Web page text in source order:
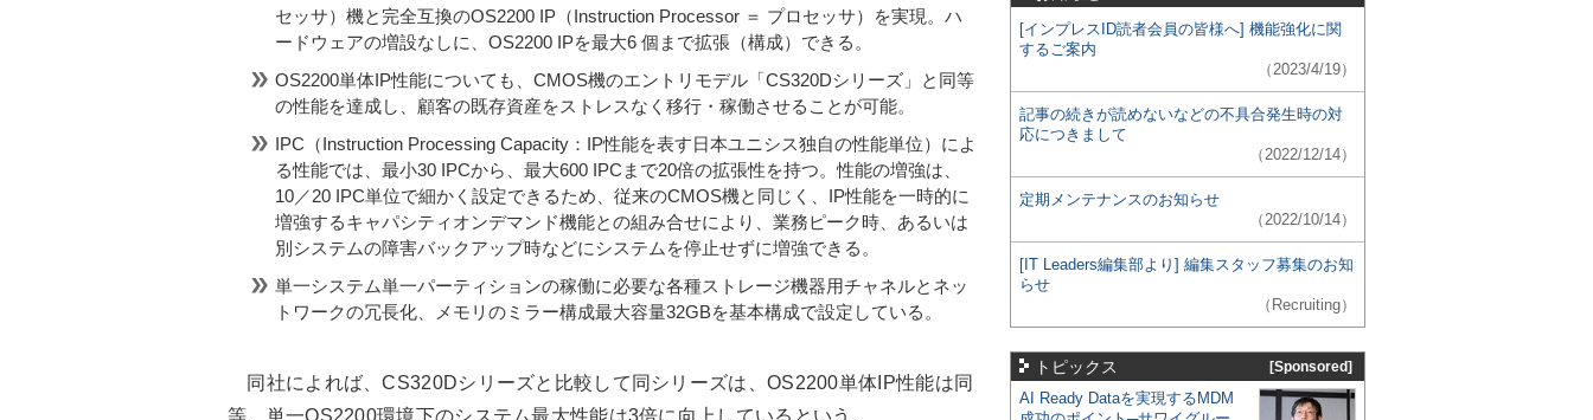
セッサ）機と完全互換のOS2200 IP（Instruction Processor ＝ プロセッサ）を実現。ハ
ードウェアの増設なしに、OS2200 IPを最大6 個まで拡張（構成）できる。
OS2200単体IP性能についても、CMOS機のエントリモデル「CS320Dシリーズ」と同等
の性能を達成し、顧客の既存資産をストレスなく移行・稼働させることが可能。
IPC（Instruction Processing Capacity：IP性能を表す日本ユニシス独自の性能単位）によ
る性能では、最小30 IPCから、最大600 IPCまで20倍の拡張性を持つ。性能の増強は、
10／20 IPC単位で細かく設定できるため、従来のCMOS機と同じく、IP性能を一時的に
増強するキャパシティオンデマンド機能との組み合せにより、業務ピーク時、あるいは
別システムの障害バックアップ時などにシステムを停止せずに増強できる。
単一システム単一パーティションの稼働に必要な各種ストレージ機器用チャネルとネッ
トワークの冗長化、メモリのミラー構成最大容量32GBを基本構成で設定している。
同社によれば、CS320Dシリーズと比較して同シリーズは、OS2200単体IP性能は同
[インプレスID読者会員の皆様へ] 機能強化に関
するご案内
（2023/4/19）
記事の続きが読めないなどの不具合発生時の対
応につきまして
（2022/12/14）
定期メンテナンスのお知らせ
（2022/10/14）
[IT Leaders編集部より] 編集スタッフ募集のお知
らせ
（Recruiting）
トピックス [Sponsored]
AI Ready Dataを実現するMDM